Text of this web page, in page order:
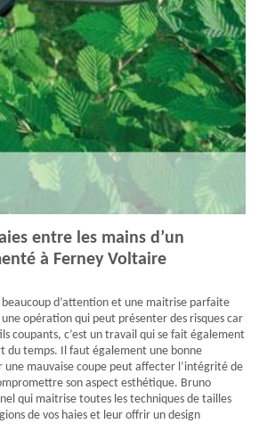
entre les mains d’un
à Ferney Voltaire
d’attention et une maitrise parfaite
une opération qui peut présenter des risques car
coupants, c’est un travail qui se fait également
du temps. Il faut également une bonne
une mauvaise coupe peut affecter l’intégrité de
son aspect esthétique. Bruno
qui maitrise toutes les techniques de tailles
de vos haies et leur offrir un design